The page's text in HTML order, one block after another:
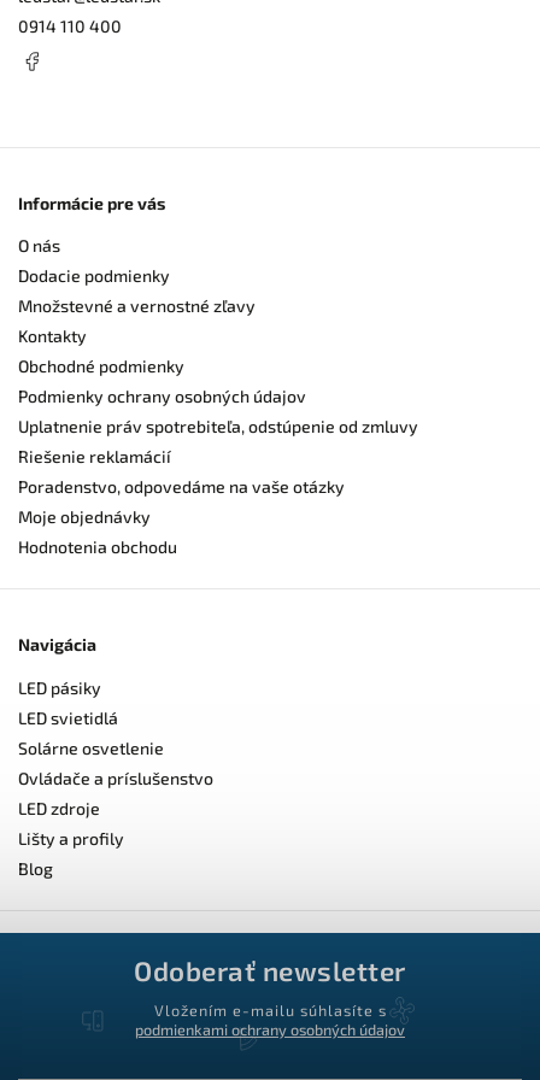
0914 110 400
Informácie pre vás
O nás
Dodacie podmienky
Množstevné a vernostné zľavy
Kontakty
Obchodné podmienky
Podmienky ochrany osobných údajov
Uplatnenie práv spotrebiteľa, odstúpenie od zmluvy
Riešenie reklamácií
Poradenstvo, odpovedáme na vaše otázky
Moje objednávky
Hodnotenia obchodu
Navigácia
LED pásiky
LED svietidlá
Solárne osvetlenie
Ovládače a príslušenstvo
LED zdroje
Lišty a profily
Blog
Odoberať newsletter
Vložením e-mailu súhlasíte s
podmienkami ochrany osobných údajov